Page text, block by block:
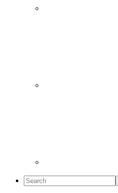
Search